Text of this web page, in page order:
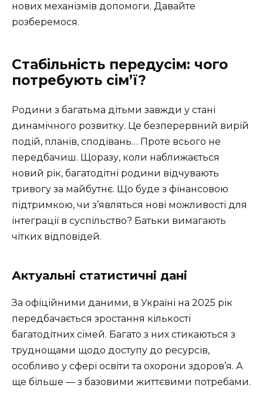
нових механізмів допомоги. Давайте
розберемося.
Стабільність передусім: чого
потребують сім’ї?
Родини з багатьма дітьми завжди у стані
динамічного розвитку. Це безперервний вирій
подій, планів, сподівань… Проте всього не
передбачиш. Щоразу, коли наближається
новий рік, багатодітні родини відчувають
тривогу за майбутнє. Що буде з фінансовою
підтримкою, чи з’являться нові можливості для
інтеграції в суспільство? Батьки вимагають
чітких відповідей.
Актуальні статистичні дані
За офіційними даними, в Україні на 2025 рік
передбачається зростання кількості
багатодітних сімей. Багато з них стикаються з
труднощами щодо доступу до ресурсів,
особливо у сфері освіти та охорони здоров’я. А
ще більше — з базовими життєвими потребами.